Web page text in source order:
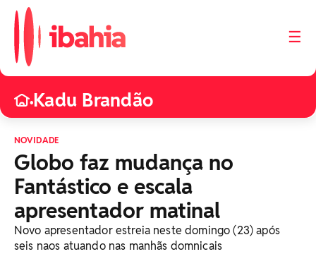
☰
•Kadu Brandão
NOVIDADE
Globo faz mudança no
Fantástico e escala
apresentador matinal
Novo apresentador estreia neste domingo (23) após
seis naos atuando nas manhãs domnicais